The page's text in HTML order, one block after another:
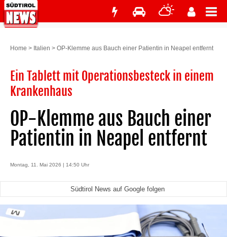
Home > Italien > OP-Klemme aus Bauch einer Patientin in Neapel entfernt
Ein Tablett mit Operationsbesteck in einem
Krankenhaus
OP-Klemme aus Bauch einer
Patientin in Neapel entfernt
Montag, 11. Mai 2026 | 14:50 Uhr
Südtirol News auf Google folgen